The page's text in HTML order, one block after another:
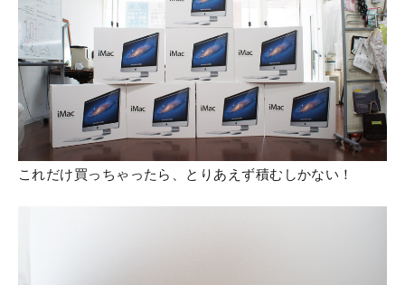
これだけ買っちゃったら、とりあえず積むしかない！